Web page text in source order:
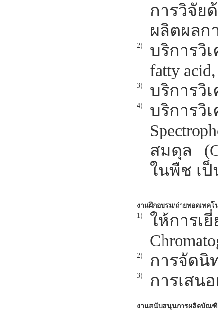
การวิจั
ผลิตผลก
2)
บริการวิ
fatty
3) บริการวิ
4)
บริการวิ
สมดุล
ในพืช เ
งานฝึกอบรม/ถ่ายทอดเทคโ
1)
ให้การเ
2) การจัดนิ
3) การเสน
งานสนับสนุนการผลิตบัณ